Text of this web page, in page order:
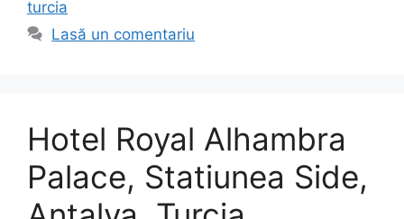
turcia
Lasă un comentariu
Hotel Royal Alhambra
Palace, Statiunea Side,